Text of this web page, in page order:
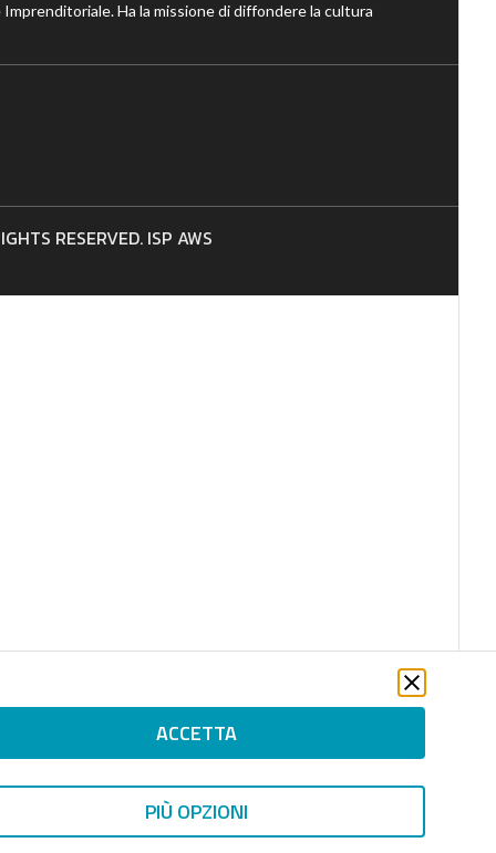
ACCETTA
PIÙ OPZIONI
Ha la missione di diffondere la cultura
RESERVED. ISP AWS